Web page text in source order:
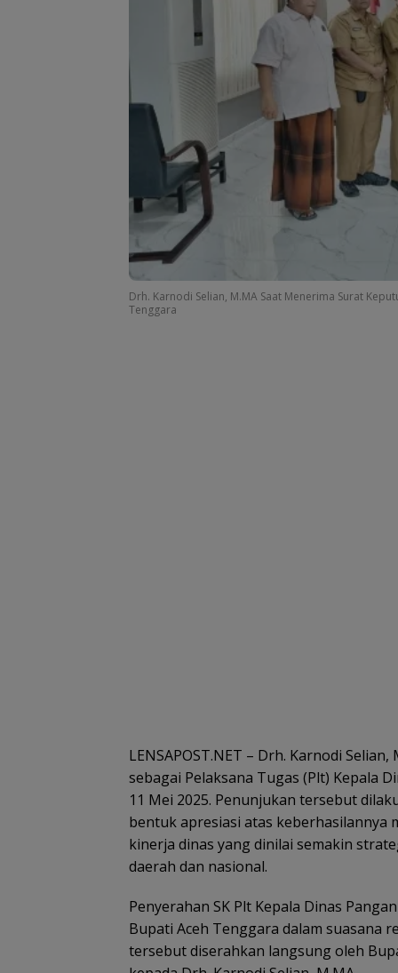
Drh. Karnodi Selian, M.MA Saat Menerima Surat
Tenggara
LENSAPOST.NET – Drh. Karnodi
sebagai Pelaksana Tugas (Plt) Kepala
11 Mei 2025. Penunjukan tersebut
bentuk apresiasi atas
kinerja dinas yang dinilai semakin
daerah dan nasional.
Penyerahan SK Plt Kepala Dinas
Bupati Aceh Tenggara dalam suasana
tersebut diserahkan langsung oleh